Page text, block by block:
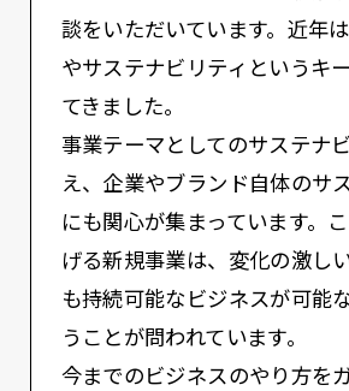
談をいただいています。近年
やサステナビリティというキ
てきました。
事業テーマとしてのサステナ
え、企業やブランド自体のサ
にも関心が集まっています。
げる新規事業は、変化の激し
も持続可能なビジネスが可能
うことが問われています。
今までのビジネスのやり方を